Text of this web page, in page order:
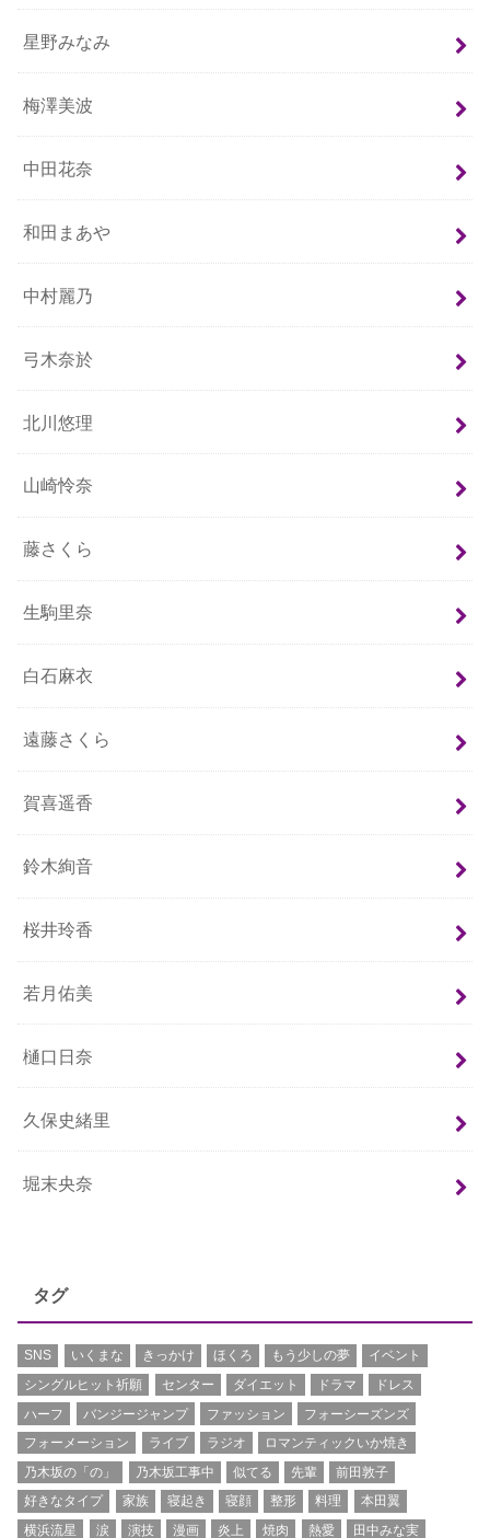
星野みなみ
梅澤美波
中田花奈
和田まあや
中村麗乃
弓木奈於
北川悠理
山崎怜奈
藤さくら
生駒里奈
白石麻衣
遠藤さくら
賀喜遥香
鈴木絢音
桜井玲香
若月佑美
樋口日奈
久保史緒里
堀末央奈
タグ
SNS いくまな きっかけ ほくろ もう少しの夢
イベント
シングルヒット祈願
センター ダイエット ドラマ
ドレス
ハーフ
バンジージャンプ ファッション
フォーシーズンズ
フォーメーション
ライブ ラジオ
ロマンティックいか焼き
乃木坂の「の」
乃木坂工事中 似てる 先輩
前田敦子
好きなタイプ
家族 寝起き 寝顔 整形 料理
本田翼
横浜流星
涙 演技 漫画 炎上 焼肉 熱愛 田中みな実